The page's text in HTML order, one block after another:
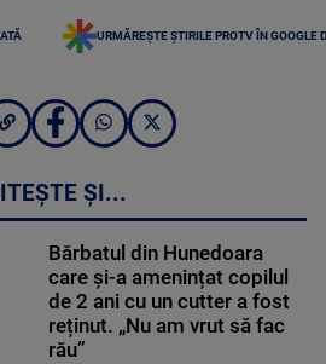
URMĂREȘTE ȘTIRILE PROTV ÎN GOOGLE
ȘI...
Bărbatul din Hunedoara
care și-a amenințat copilul
de 2 ani cu un cutter a fost
reținut. „Nu am vrut să fac
rău”